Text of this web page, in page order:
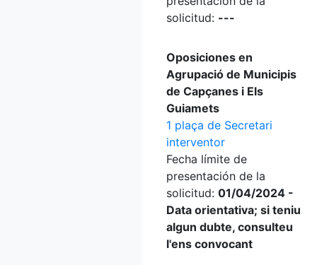
solicitud: ---
Oposiciones en
Agrupació de Municipis
de Capçanes i Els
Guiamets
1 plaça de Secretari
interventor
Fecha límite de
presentación de la
solicitud: 01/04/2024 -
Data orientativa; si teniu
algun dubte, consulteu
l'ens convocant